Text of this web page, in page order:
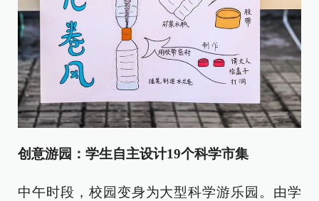
创意游园：学生自主设计19个科学市集
中午时段，校园变身为大型科学游乐园。由学